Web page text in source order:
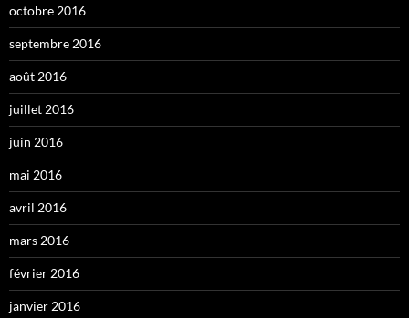
octobre 2016
septembre 2016
août 2016
juillet 2016
juin 2016
mai 2016
avril 2016
mars 2016
février 2016
janvier 2016